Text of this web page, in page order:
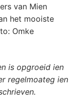
van Mien
het mooiste
Omke
is opgroeid ien
regelmoateg ien